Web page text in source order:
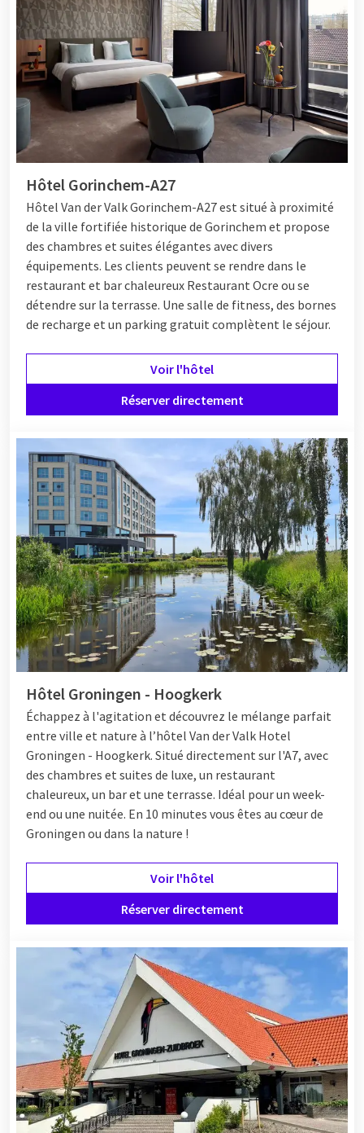
Hôtel Gorinchem-A27
Hôtel Van der Valk Gorinchem-A27 est situé à proximité
de la ville fortifiée historique de Gorinchem et propose
des chambres et suites élégantes avec divers
équipements. Les clients peuvent se rendre dans le
restaurant et bar chaleureux Restaurant Ocre ou se
détendre sur la terrasse. Une salle de fitness, des bornes
de recharge et un parking gratuit complètent le séjour.
Voir l'hôtel
Réserver directement
Hôtel Groningen - Hoogkerk
Échappez à l'agitation et découvrez le mélange parfait
entre ville et nature à l’hôtel Van der Valk Hotel
Groningen - Hoogkerk. Situé directement sur l'A7, avec
des chambres et suites de luxe, un restaurant
chaleureux, un bar et une terrasse. Idéal pour un week-
end ou une nuitée. En 10 minutes vous êtes au cœur de
Groningen ou dans la nature !
Voir l'hôtel
Réserver directement